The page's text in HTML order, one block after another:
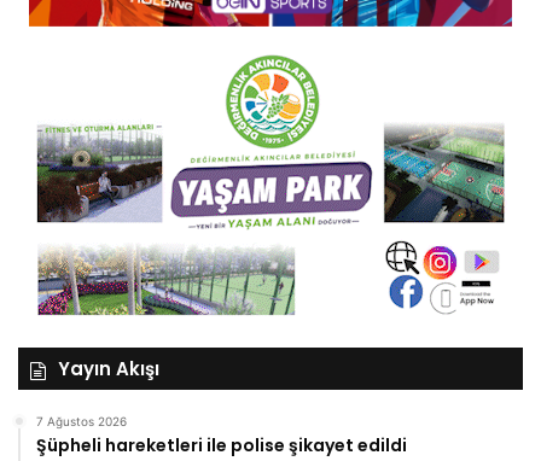
Yayın Akışı
7 Ağustos 2026
Şüpheli hareketleri ile polise şikayet edildi